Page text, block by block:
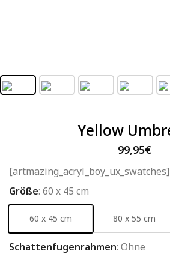
Yellow
99,95€
[artmazing_acryl_boy_ux_swatches]
Größe: 60 x 45 cm
60 x 45 cm 80 x 55 cm
Schattenfugenrahmen: Ohne